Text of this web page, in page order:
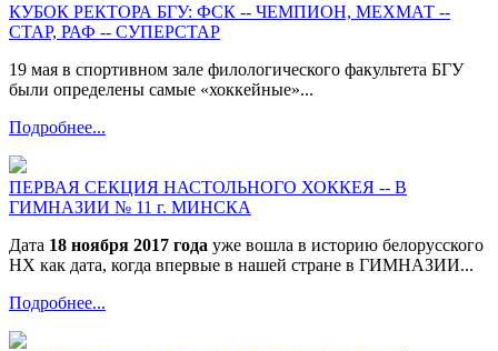
КУБОК РЕКТОРА БГУ: ФСК -- ЧЕМПИОН, МЕХМАТ --
СТАР, РАФ -- СУПЕРСТАР
19 мая в спортивном зале филологического факультета БГУ
были определены самые «хоккейные»...
Подробнее...
ПЕРВАЯ СЕКЦИЯ НАСТОЛЬНОГО ХОККЕЯ -- В
ГИМНАЗИИ № 11 г. МИНСКА
Дата 18 ноября 2017 года уже вошла в историю белорусского
НХ как дата, когда впервые в нашей стране в ГИМНАЗИИ...
Подробнее...